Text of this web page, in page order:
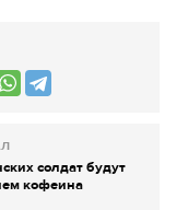
солдат будут
кофеина